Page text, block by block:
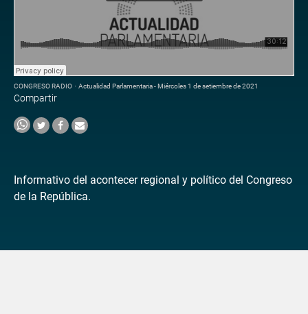
CONGRESO RADIO · Actualidad Parlamentaria - Miércoles 1 de setiembre de 2021
Compartir
Informativo del acontecer regional y político del Congreso
de la República.